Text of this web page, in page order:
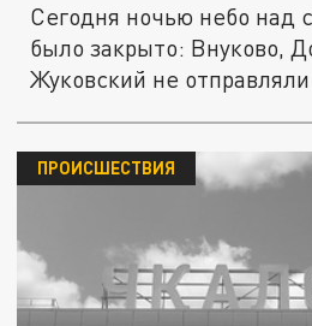
Сегодня ночью небо над
было закрыто: Внуково,
Жуковский не
ПРОИСШЕСТВИЯ